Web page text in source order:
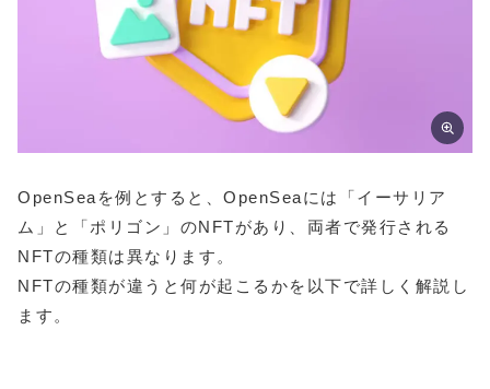
OpenSeaを例とすると、OpenSeaには「イーサリア
ム」と「ポリゴン」のNFTがあり、両者で発行される
NFTの種類は異なります。
NFTの種類が違うと何が起こるかを以下で詳しく解説し
ます。